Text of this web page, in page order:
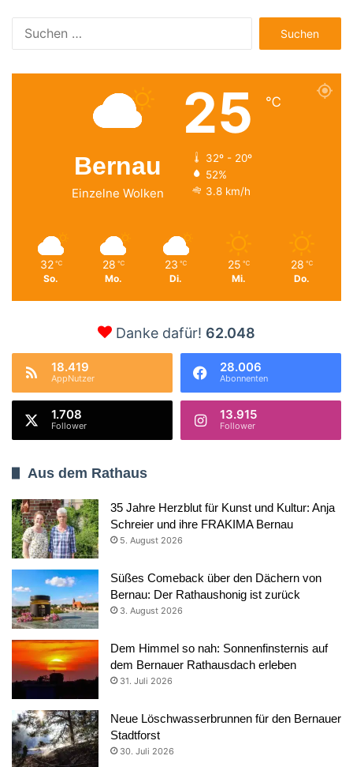
nach:
Bernau
Einzelne Wolken
25 ℃
32º - 20º
52%
3.8 km/h
32 ℃
So.
28 ℃
Mo.
23 ℃
Di.
25 ℃
Mi.
28 ℃
Do.
Danke dafür! 62.048
18.419
AppNutzer
28.006
Abonnenten
1.708
Follower
13.915
Follower
Aus dem Rathaus
35 Jahre Herzblut für Kunst und Kultur: Anja
Schreier und ihre FRAKIMA Bernau
5. August 2026
Süßes Comeback über den Dächern von
Bernau: Der Rathaushonig ist zurück
3. August 2026
Dem Himmel so nah: Sonnenfinsternis auf
dem Bernauer Rathausdach erleben
31. Juli 2026
Neue Löschwasserbrunnen für den Bernauer
Stadtforst
30. Juli 2026